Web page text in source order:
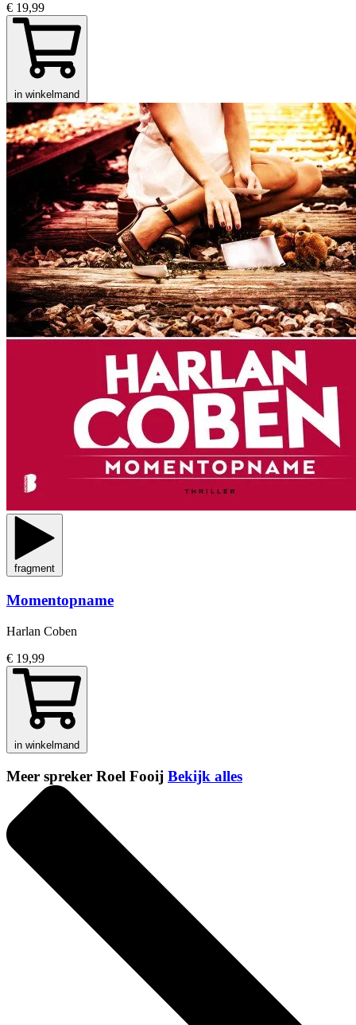
€ 19,99
in winkelmand
fragment
Momentopname
Harlan Coben
€ 19,99
in winkelmand
Meer spreker Roel Fooij Bekijk alles